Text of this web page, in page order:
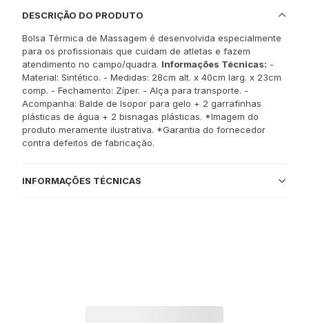
DESCRIÇÃO DO PRODUTO
Bolsa Térmica de Massagem é desenvolvida especialmente
para os profissionais que cuidam de atletas e fazem
atendimento no campo/quadra. Informações Técnicas: -
Material: Sintético. - Medidas: 28cm alt. x 40cm larg. x 23cm
comp. - Fechamento: Zíper. - Alça para transporte. -
Acompanha: Balde de Isopor para gelo + 2 garrafinhas
plásticas de água + 2 bisnagas plásticas. *Imagem do
produto meramente ilustrativa. *Garantia do fornecedor
contra defeitos de fabricação.
INFORMAÇÕES TÉCNICAS